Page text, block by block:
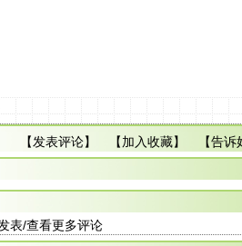
【发表评论】 【加入收藏】 【告诉
表/查看更多评论